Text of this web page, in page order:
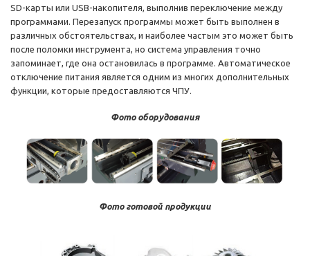
SD-карты или USB-накопителя, выполнив переключение между
программами. Перезапуск программы может быть выполнен в
различных обстоятельствах, и наиболее частым это может быть
после поломки инструмента, но система управления точно
запоминает, где она остановилась в программе. Автоматическое
отключение питания является одним из многих дополнительных
функции, которые предоставляются ЧПУ.
Фото оборудования
Фото готовой продукции